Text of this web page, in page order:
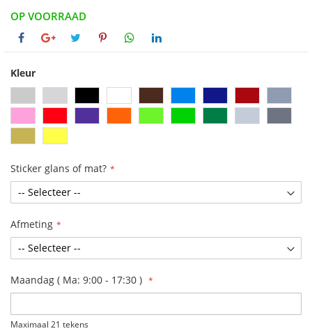
OP VOORRAAD
Kleur
Sticker glans of mat?
Afmeting
Maandag ( Ma: 9:00 - 17:30 )
Maximaal 21 tekens